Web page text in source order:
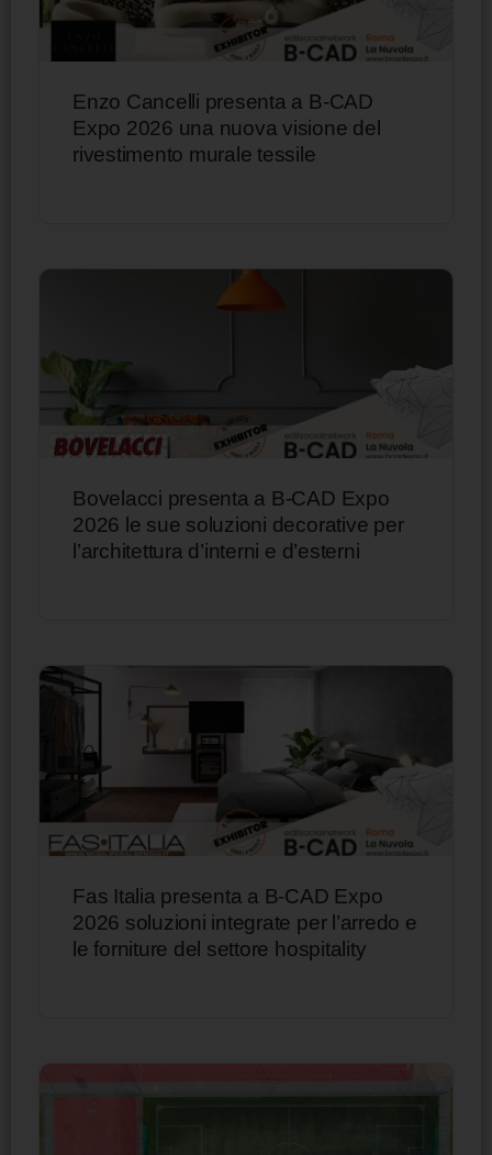
Enzo Cancelli presenta a B-CAD
Expo 2026 una nuova visione del
rivestimento murale tessile
Bovelacci presenta a B-CAD Expo
2026 le sue soluzioni decorative per
l’architettura d’interni e d’esterni
Fas Italia presenta a B-CAD Expo
2026 soluzioni integrate per l’arredo e
le forniture del settore hospitality